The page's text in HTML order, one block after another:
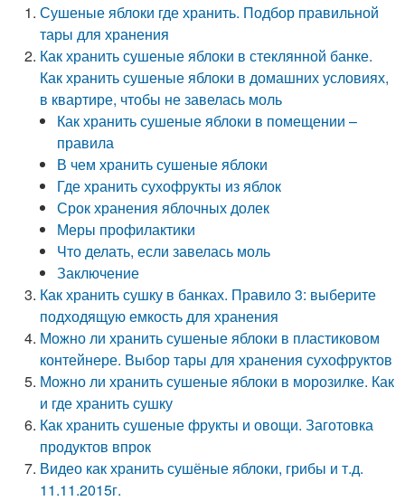
Сушеные яблоки где хранить. Подбор правильной
тары для хранения
Как хранить сушеные яблоки в стеклянной банке.
Как хранить сушеные яблоки в домашних условиях,
в квартире, чтобы не завелась моль
Как хранить сушеные яблоки в помещении –
правила
В чем хранить сушеные яблоки
Где хранить сухофрукты из яблок
Срок хранения яблочных долек
Меры профилактики
Что делать, если завелась моль
Заключение
Как хранить сушку в банках. Правило 3: выберите
подходящую емкость для хранения
Можно ли хранить сушеные яблоки в пластиковом
контейнере. Выбор тары для хранения сухофруктов
Можно ли хранить сушеные яблоки в морозилке. Как
и где хранить сушку
Как хранить сушеные фрукты и овощи. Заготовка
продуктов впрок
Видео как хранить сушёные яблоки, грибы и т.д.
11.11.2015г.